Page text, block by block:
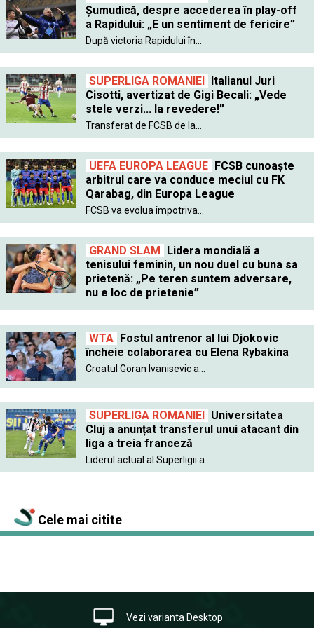
Șumudică, despre accederea în play-off
a Rapidului: „E un sentiment de fericire”
După victoria Rapidului în...
SUPERLIGA ROMANIEI Italianul Juri
Cisotti, avertizat de Gigi Becali: „Vede
stele verzi... la revedere!”
Transferat de FCSB de la...
UEFA EUROPA LEAGUE FCSB cunoaște
arbitrul care va conduce meciul cu FK
Qarabag, din Europa League
FCSB va evolua împotriva...
GRAND SLAM Lidera mondială a
tenisului feminin, un nou duel cu buna sa
prietenă: „Pe teren suntem adversare,
nu e loc de prietenie”
WTA Fostul antrenor al lui Djokovic
încheie colaborarea cu Elena Rybakina
Croatul Goran Ivanisevic a...
SUPERLIGA ROMANIEI Universitatea
Cluj a anunțat transferul unui atacant din
liga a treia franceză
Liderul actual al Superligii a...
Cele mai citite
Vezi varianta Desktop